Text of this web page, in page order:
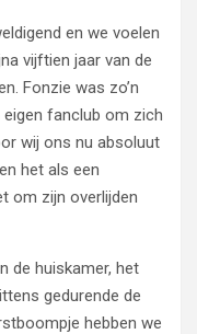
en we voelen
vijftien jaar van de
Fonzie was zo’n
fanclub om zich
wij ons nu absoluut
het als een
om zijn overlijden
de huiskamer, het
gedurende de
hebben we